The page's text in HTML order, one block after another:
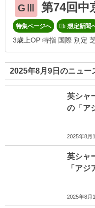
GⅢ 第74回中
特集ページへ 想定新聞
3歳上OP 特指 国際 別定
2025年8月9日のニュー
英シャ
の「ア
2025年8月
英シャ
「ア
2025年8月